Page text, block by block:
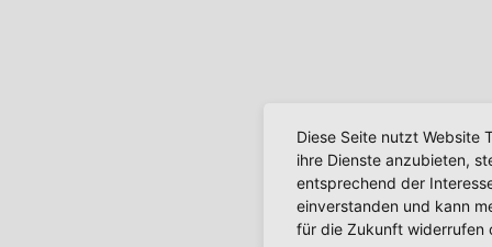
Diese Seite nutzt Website
ihre Dienste anzubieten,
entsprechend der
einverstanden und kann
für die Zukunft widerrufen